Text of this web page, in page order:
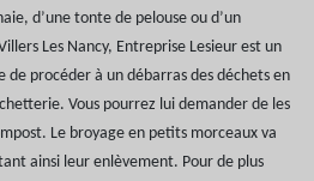
d’une tonte de pelouse ou d’un
Les Nancy, Entreprise Lesieur est un
de procéder à un débarras des déchets en
Vous pourrez lui demander de les
Le broyage en petits morceaux va
ainsi leur enlèvement. Pour de plus